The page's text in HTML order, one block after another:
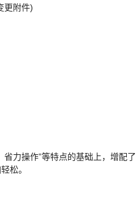
更附件)
力操作”等特点的基础上，增配了
松。